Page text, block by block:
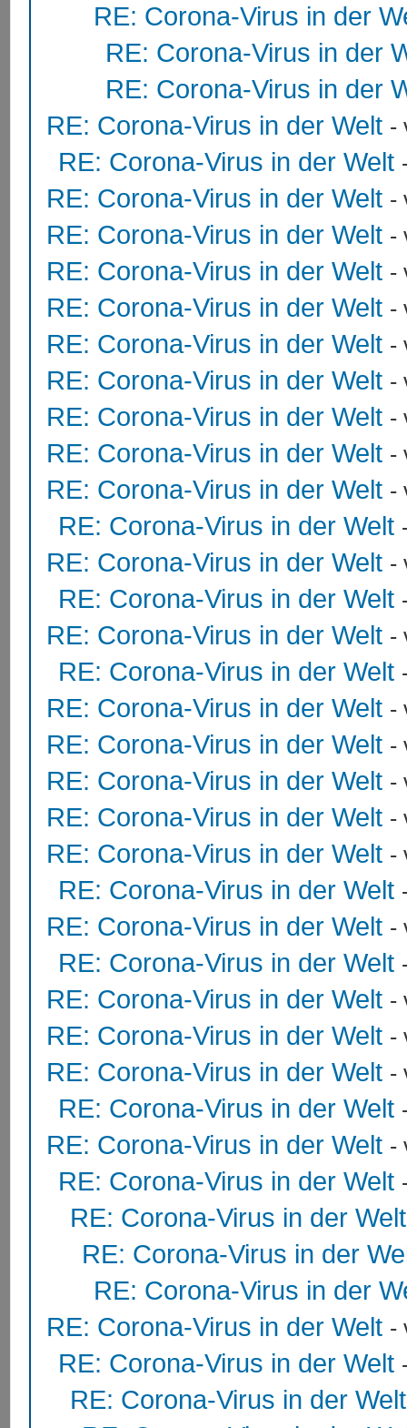
RE: Corona-Virus in der
RE: Corona-Virus in der
RE: Corona-Virus in der
RE: Corona-Virus in der Welt -
RE: Corona-Virus in der Welt
RE: Corona-Virus in der Welt -
RE: Corona-Virus in der Welt -
RE: Corona-Virus in der Welt -
RE: Corona-Virus in der Welt -
RE: Corona-Virus in der Welt -
RE: Corona-Virus in der Welt -
RE: Corona-Virus in der Welt -
RE: Corona-Virus in der Welt -
RE: Corona-Virus in der Welt -
RE: Corona-Virus in der Welt
RE: Corona-Virus in der Welt -
RE: Corona-Virus in der Welt
RE: Corona-Virus in der Welt -
RE: Corona-Virus in der Welt
RE: Corona-Virus in der Welt -
RE: Corona-Virus in der Welt -
RE: Corona-Virus in der Welt -
RE: Corona-Virus in der Welt -
RE: Corona-Virus in der Welt -
RE: Corona-Virus in der Welt
RE: Corona-Virus in der Welt -
RE: Corona-Virus in der Welt
RE: Corona-Virus in der Welt -
RE: Corona-Virus in der Welt -
RE: Corona-Virus in der Welt -
RE: Corona-Virus in der Welt
RE: Corona-Virus in der Welt -
RE: Corona-Virus in der Welt
RE: Corona-Virus in der Welt
RE: Corona-Virus in der
RE: Corona-Virus in der
RE: Corona-Virus in der Welt -
RE: Corona-Virus in der Welt
RE: Corona-Virus in der Welt